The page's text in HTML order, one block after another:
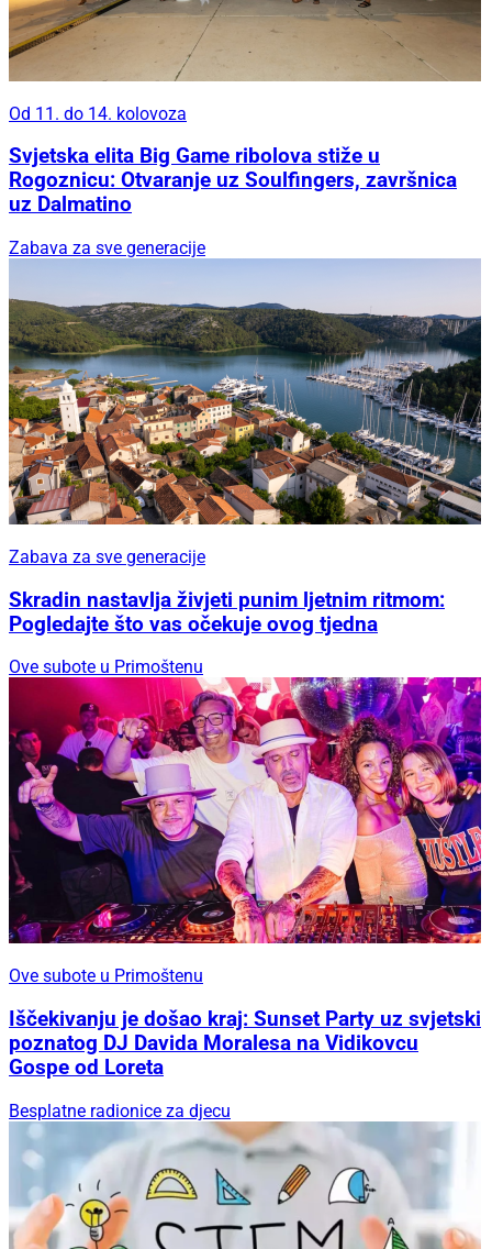
Od 11. do 14. kolovoza
Svjetska elita Big Game ribolova stiže u
Rogoznicu: Otvaranje uz Soulfingers, završnica
uz Dalmatino
Zabava za sve generacije
Zabava za sve generacije
Skradin nastavlja živjeti punim ljetnim ritmom:
Pogledajte što vas očekuje ovog tjedna
Ove subote u Primoštenu
Ove subote u Primoštenu
Iščekivanju je došao kraj: Sunset Party uz svjetski
poznatog DJ Davida Moralesa na Vidikovcu
Gospe od Loreta
Besplatne radionice za djecu